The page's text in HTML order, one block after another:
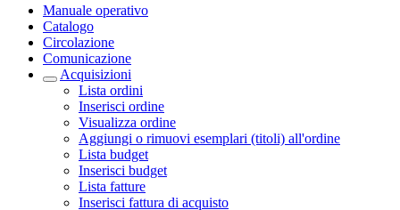
Manuale operativo
Catalogo
Circolazione
Comunicazione
Acquisizioni
Lista ordini
Inserisci ordine
Visualizza ordine
Aggiungi o rimuovi esemplari (titoli) all'ordine
Lista budget
Inserisci budget
Lista fatture
Inserisci fattura di acquisto